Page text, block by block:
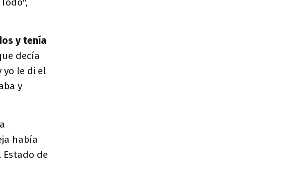
y tenía
decía
yo le di el
y
había
de